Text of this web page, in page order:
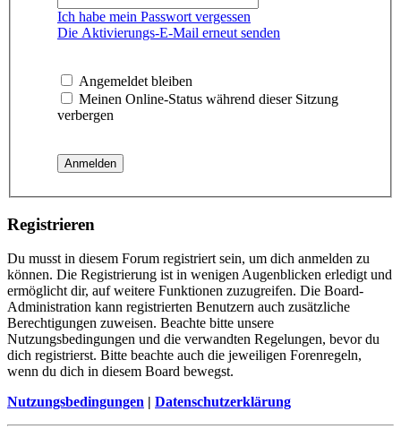
Ich habe mein Passwort vergessen
Die Aktivierungs-E-Mail erneut senden
Angemeldet bleiben
Meinen Online-Status während dieser Sitzung
verbergen
Registrieren
Du musst in diesem Forum registriert sein, um dich anmelden zu
können. Die Registrierung ist in wenigen Augenblicken erledigt und
ermöglicht dir, auf weitere Funktionen zuzugreifen. Die Board-
Administration kann registrierten Benutzern auch zusätzliche
Berechtigungen zuweisen. Beachte bitte unsere
Nutzungsbedingungen und die verwandten Regelungen, bevor du
dich registrierst. Bitte beachte auch die jeweiligen Forenregeln,
wenn du dich in diesem Board bewegst.
Nutzungsbedingungen | Datenschutzerklärung